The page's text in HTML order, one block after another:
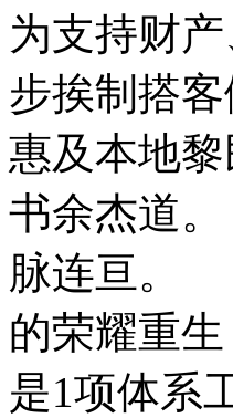
为支持财
步挨制搭
惠及本地
书余杰道
脉连亘。
的荣耀重
是1项体